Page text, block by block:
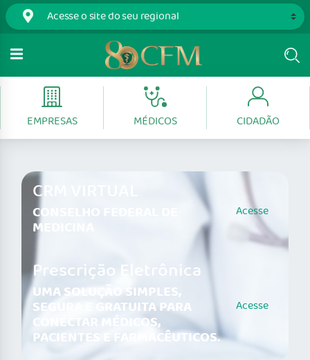
EMPRESAS MÉDICOS CIDADÃO
CRM VIRTUAL
CONSELHO FEDERAL DE
MEDICINA
Acesse
Prescrição Eletrônica
UMA SOLUÇÃO SIMPLES,
SEGURA E GRATUITA PARA
CONECTAR MÉDICOS,
PACIENTES E FARMACÊUTICOS.
Acesse